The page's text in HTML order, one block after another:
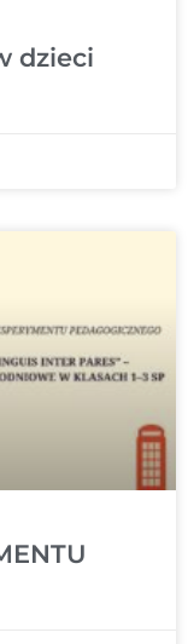
dzieci